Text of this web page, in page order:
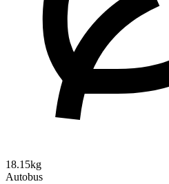
18.15kg
Autobus